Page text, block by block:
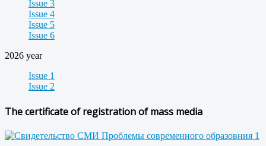
Issue 3
Issue 4
Issue 5
Issue 6
2026 year
Issue 1
Issue 2
The certificate of registration of mass media